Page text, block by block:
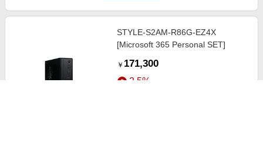
STYLE-S2AM-R86G-EZ4X
[Microsoft 365 Personal SET]
￥ 171,300
2.5%